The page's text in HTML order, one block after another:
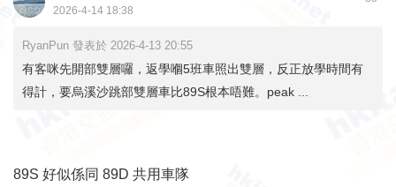
2026-4-14 18:38
RyanPun 發表於 2026-4-13 20:55
有客咪先開部雙層囉，返學嗰5班車照出雙層，反正放學時間有
得計，要烏溪沙跳部雙層車比89S根本唔難。peak ...
89S 好似係同 89D 共用車隊